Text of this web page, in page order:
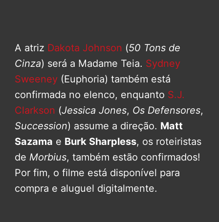
A atriz Dakota Johnson (50 Tons de
Cinza) será a Madame Teia. Sydney
Sweeney (Euphoria) também está
confirmada no elenco, enquanto S.J.
Clarkson (Jessica Jones, Os Defensores,
Succession) assume a direção. Matt
Sazama e Burk Sharpless, os roteiristas
de Morbius, também estão confirmados!
Por fim, o filme está disponível para
compra e aluguel digitalmente.